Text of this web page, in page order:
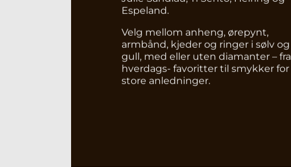
Espeland.
Velg mellom anheng, ørepynt,
armbånd, kjeder og ringer i sølv og
gull, med eller uten diamanter – fra
hverdags- favoritter til smykker for
store anledninger.